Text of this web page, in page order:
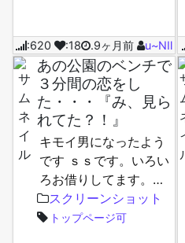
:620 :18 .9ヶ月前 u~NⅡ
あの公園のベンチで
３分間の恋をし
た・・・『み、見ら
れてた？！』
キモイ男になったよう
です ｓｓです。いろい
ろお借りしてます。…
スクリーンショット
トップページ可